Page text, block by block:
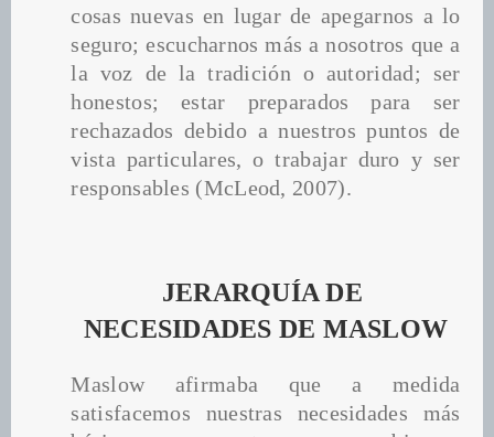
cosas nuevas en lugar de apegarnos a lo
seguro; escucharnos más a nosotros que a
la voz de la tradición o autoridad; ser
honestos; estar preparados para ser
rechazados debido a nuestros puntos de
vista particulares, o trabajar duro y ser
responsables (McLeod, 2007).
JERARQUÍA DE
NECESIDADES DE MASLOW
Maslow afirmaba que a medida
satisfacemos nuestras necesidades más